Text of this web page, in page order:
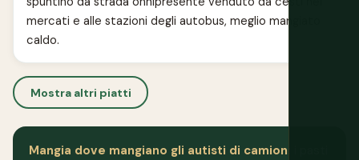
mercati e alle stazioni degli autobus, meglio mangiato
caldo.
Mostra altri piatti
Mangia dove mangiano gli autisti di camion: